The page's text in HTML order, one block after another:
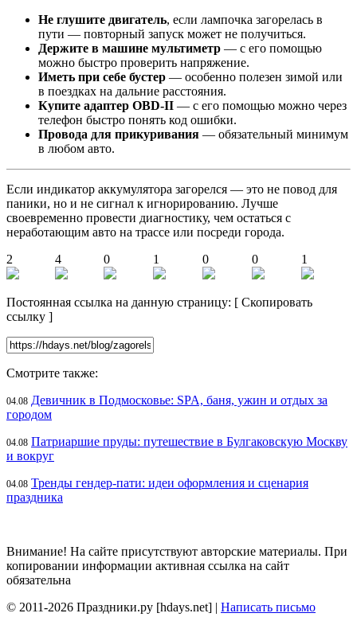
Не глушите двигатель, если лампочка загорелась в
пути — повторный запуск может не получиться.
Держите в машине мультиметр — с его помощью
можно быстро проверить напряжение.
Иметь при себе бустер — особенно полезен зимой или
в поездках на дальние расстояния.
Купите адаптер OBD-II — с его помощью можно через
телефон быстро понять код ошибки.
Провода для прикуривания — обязательный минимум
в любом авто.
Если индикатор аккумулятора загорелся — это не повод для
паники, но и не сигнал к игнорированию. Лучше
своевременно провести диагностику, чем остаться с
неработающим авто на трассе или посреди города.
2
4 0 1 0 0 1
Постоянная ссылка на данную страницу: [ Скопировать
ссылку ]
Смотрите также:
04.08 Девичник в Подмосковье: SPA, баня, ужин и отдых за
городом
04.08 Патриаршие пруды: путешествие в Булгаковскую Москву
и вокруг
04.08 Тренды гендер-пати: идеи оформления и сценария
праздника
Внимание! На сайте присутствуют авторские материалы. При
копировании информации активная ссылка на сайт
обязательна
© 2011-2026 Праздники.ру [hdays.net] | Написать письмо